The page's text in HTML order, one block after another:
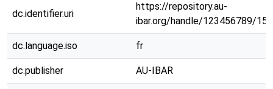
dc.identifier.uri
https://repository.au-
ibar.org/handle/123456789/
dc.language.iso fr
dc.publisher AU-IBAR